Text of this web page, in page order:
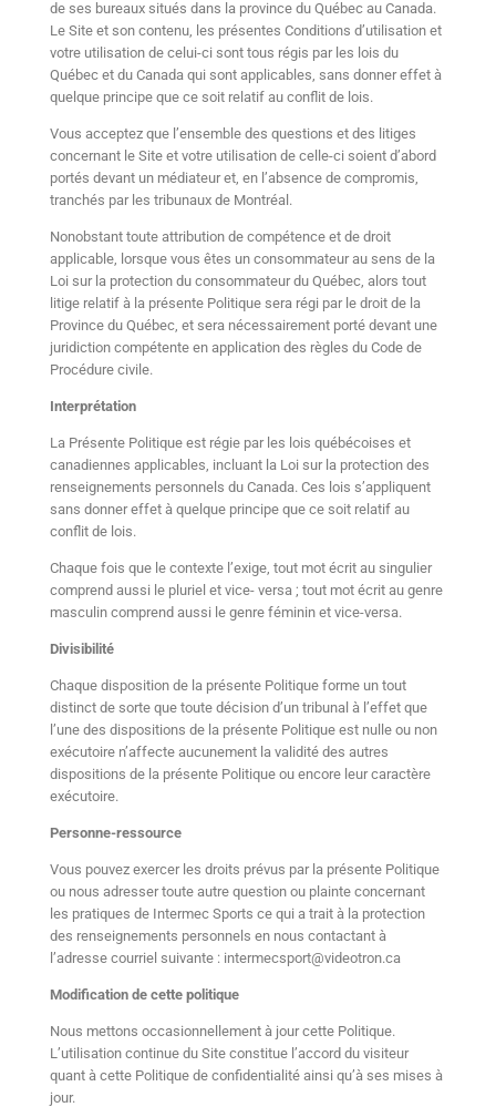
de ses bureaux situés dans la province du Québec au Canada.
Le Site et son contenu, les présentes Conditions d’utilisation et
votre utilisation de celui-ci sont tous régis par les lois du
Québec et du Canada qui sont applicables, sans donner effet à
quelque principe que ce soit relatif au conflit de lois.
Vous acceptez que l’ensemble des questions et des litiges
concernant le Site et votre utilisation de celle-ci soient d’abord
portés devant un médiateur et, en l’absence de compromis,
tranchés par les tribunaux de Montréal.
Nonobstant toute attribution de compétence et de droit
applicable, lorsque vous êtes un consommateur au sens de la
Loi sur la protection du consommateur du Québec, alors tout
litige relatif à la présente Politique sera régi par le droit de la
Province du Québec, et sera nécessairement porté devant une
juridiction compétente en application des règles du Code de
Procédure civile.
Interprétation
La Présente Politique est régie par les lois québécoises et
canadiennes applicables, incluant la Loi sur la protection des
renseignements personnels du Canada. Ces lois s’appliquent
sans donner effet à quelque principe que ce soit relatif au
conflit de lois.
Chaque fois que le contexte l’exige, tout mot écrit au singulier
comprend aussi le pluriel et vice- versa ; tout mot écrit au genre
masculin comprend aussi le genre féminin et vice-versa.
Divisibilité
Chaque disposition de la présente Politique forme un tout
distinct de sorte que toute décision d’un tribunal à l’effet que
l’une des dispositions de la présente Politique est nulle ou non
exécutoire n’affecte aucunement la validité des autres
dispositions de la présente Politique ou encore leur caractère
exécutoire.
Personne-ressource
Vous pouvez exercer les droits prévus par la présente Politique
ou nous adresser toute autre question ou plainte concernant
les pratiques de Intermec Sports ce qui a trait à la protection
des renseignements personnels en nous contactant à
l’adresse courriel suivante : intermecsport@videotron.ca
Modification de cette politique
Nous mettons occasionnellement à jour cette Politique.
L’utilisation continue du Site constitue l’accord du visiteur
quant à cette Politique de confidentialité ainsi qu’à ses mises à
jour.